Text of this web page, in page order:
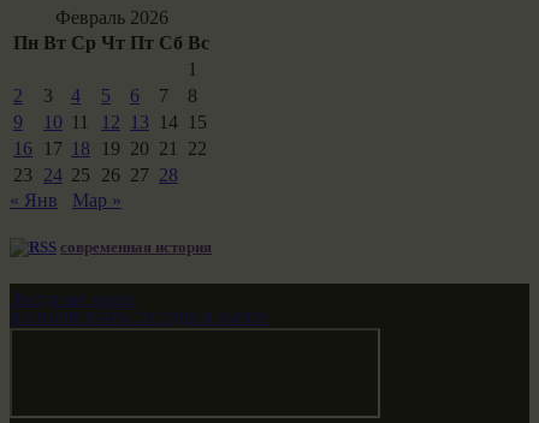
Февраль 2026
Пн Вт Ср Чт Пт Сб Вс
1
2
3 4 5 6 7
8
9
10 11 12 13 14 15
16
17 18 19 20 21
22
23
24 25 26 27 28
« Янв
Мар »
современная история
Звездные врата
НАШ МИР ВЧЕРА СЕГОДНЯ И ЗАВТРА